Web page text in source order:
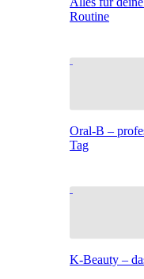
Routine
Oral-B –
Tag
K-Beauty –